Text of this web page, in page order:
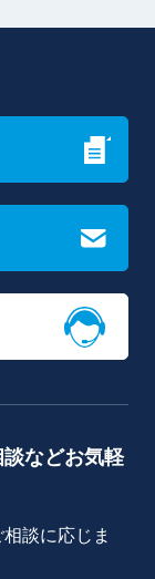
などお気軽
談に応じま